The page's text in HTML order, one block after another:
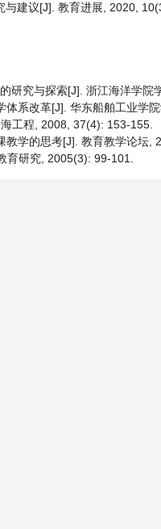
与建议[J]. 教育进展, 2020,
研究与探索[J]. 浙江海洋学院
系改革[J]. 华东船舶工业学
工程, 2008, 37(4): 153-155.
学的思考[J]. 教育教学论坛,
育研究, 2005(3): 99-101.